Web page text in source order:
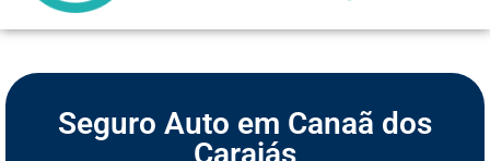
Seguro Auto em Canaã dos